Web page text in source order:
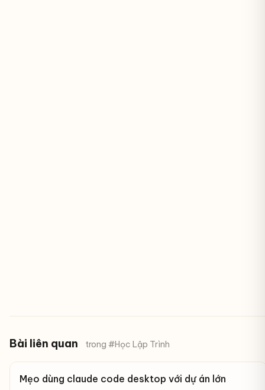
Bài liên quan trong #Học Lập Trình
Mẹo dùng claude code desktop với dự án lớn